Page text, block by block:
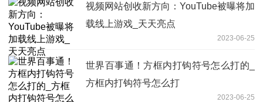
视频网站创收新方向：YouTube被曝将加
载线上游戏_天天亮点
2023-06-25
世界百事通！方框内打钩符号怎么打的_
方框内打钩符号怎么打
2023-06-25